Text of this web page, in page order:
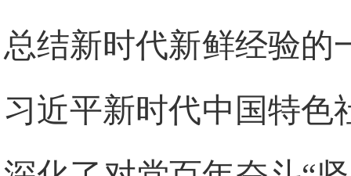
总结新时代新鲜经验的
习近平新时代中国特色